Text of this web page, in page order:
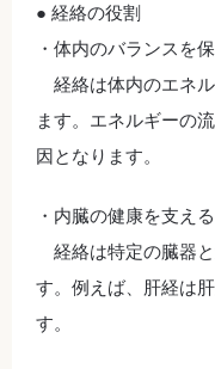
● 経絡の役割
・体内のバランスを
経絡は体内のエネ
ます。エネルギーの
因となります。
・内臓の健康を支える
経絡は特定の臓器
す。例えば、肝経は
す。